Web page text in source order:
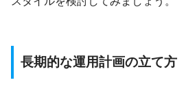
長期的な運用計画の立て方